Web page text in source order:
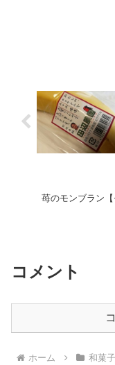
苺のモンブラン【
コメント
ホーム 和菓子